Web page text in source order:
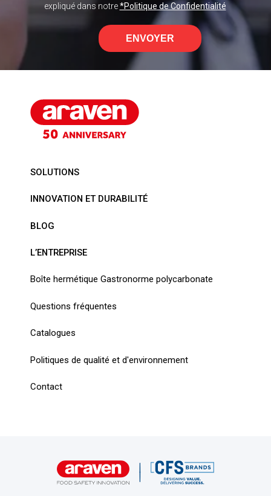
expliqué dans notre*Politique de Confidentialité
ENVOYER
SOLUTIONS
INNOVATION ET DURABILITÉ
BLOG
L’ENTREPRISE
Boîte hermétique Gastronorme polycarbonate
Questions fréquentes
Catalogues
Politiques de qualité et d'environnement
Contact